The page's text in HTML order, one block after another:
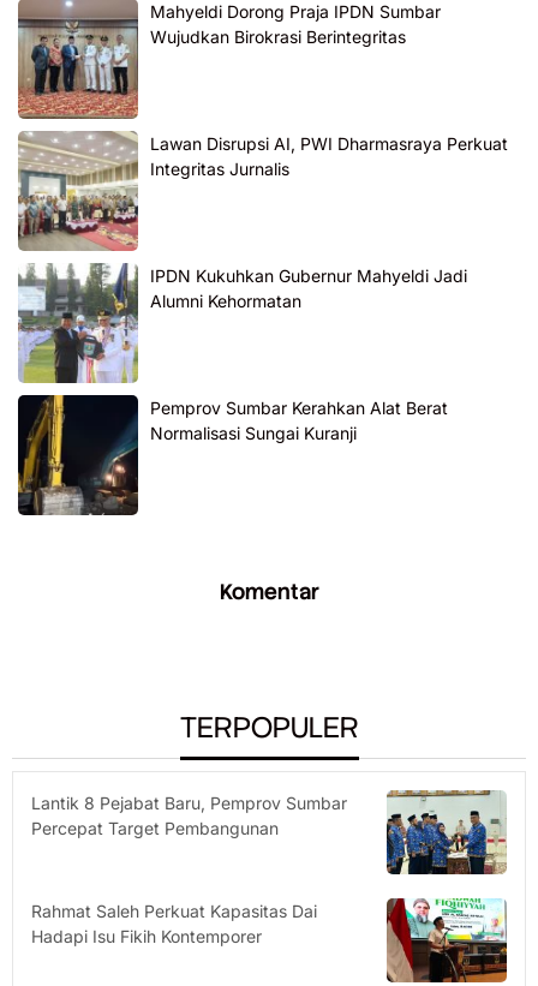
Mahyeldi Dorong Praja IPDN Sumbar
Wujudkan Birokrasi Berintegritas
Lawan Disrupsi AI, PWI Dharmasraya Perkuat
Integritas Jurnalis
IPDN Kukuhkan Gubernur Mahyeldi Jadi
Alumni Kehormatan
Pemprov Sumbar Kerahkan Alat Berat
Normalisasi Sungai Kuranji
Komentar
TERPOPULER
Lantik 8 Pejabat Baru, Pemprov Sumbar
Percepat Target Pembangunan
Rahmat Saleh Perkuat Kapasitas Dai
Hadapi Isu Fikih Kontemporer